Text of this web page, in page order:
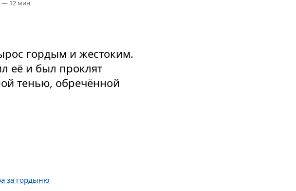
— 12 мин
гордым и жестоким.
её и был проклят
тенью, обречённой
за гордыню